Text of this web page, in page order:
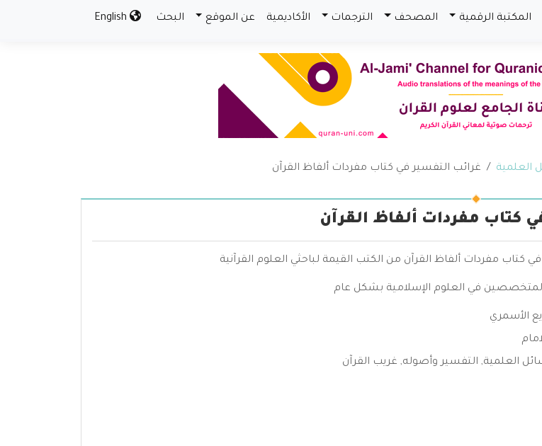
المكتبة الرقمية المصحف الترجمات الأكاديمية عن الموقع البحث
العلمية غرائب التفسير في كتاب مفردات ألفاظ القرآن
كتاب مفردات ألفاظ القرآن
كتاب مفردات ألفاظ القرآن من الكتب القيمة لباحثي العلوم القرآنية
في العلوم الإسلامية بشكل عام
الأسمري
العلمية, التفسير وأصوله, غريب القرآن